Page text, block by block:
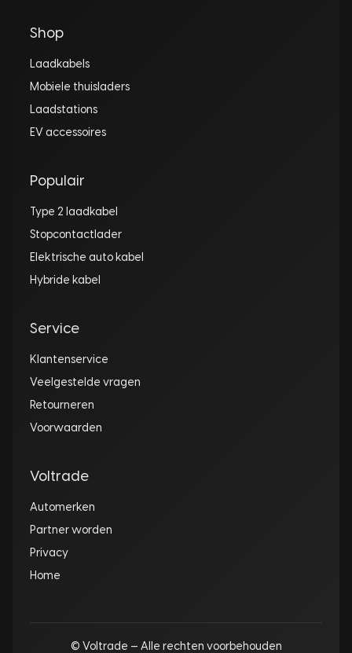
Shop
Laadkabels
Mobiele thuisladers
Laadstations
EV accessoires
Populair
Type 2 laadkabel
Stopcontactlader
Elektrische auto kabel
Hybride kabel
Service
Klantenservice
Veelgestelde vragen
Retourneren
Voorwaarden
Voltrade
Automerken
Partner worden
Privacy
Home
© Voltrade — Alle rechten voorbehouden